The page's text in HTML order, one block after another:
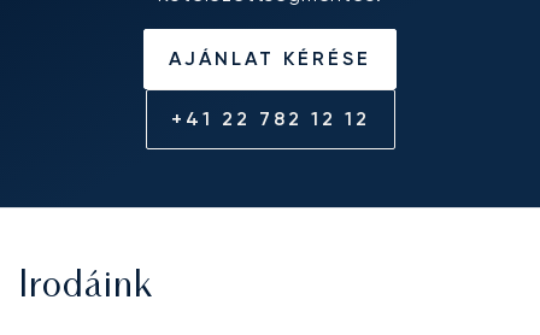
AJÁNLAT KÉRÉSE
+41 22 782 12 12
Irodáink